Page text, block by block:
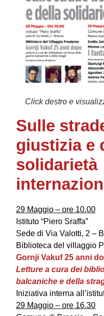
Click destro e
Sulle
giustizia e
solidarietà
29 Maggio – ore 10.00
Istituto “Piero Sraffa”
Sede di Via Valotti, 2 –
Biblioteca del villaggio
Gornji Vakuf 25 anni
Letture a cura dei
balcaniche e della
Iniziativa interna
29 Maggio – ore 16.30